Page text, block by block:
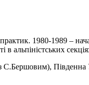
1980-1989 –
в альпіністських
з С.Бершовим),